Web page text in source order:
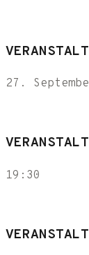
27.
19:30